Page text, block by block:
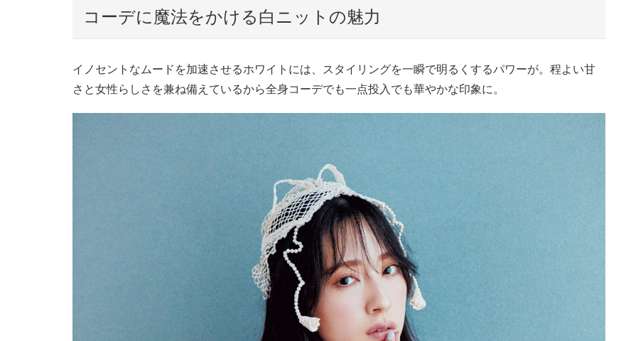
コーデに魔法をかける白ニットの魅力
イノセントなムードを加速させるホワイトには、スタイリングを一瞬で明るくするパワーが。程よい甘
さと女性らしさを兼ね備えているから全身コーデでも一点投入でも華やかな印象に。